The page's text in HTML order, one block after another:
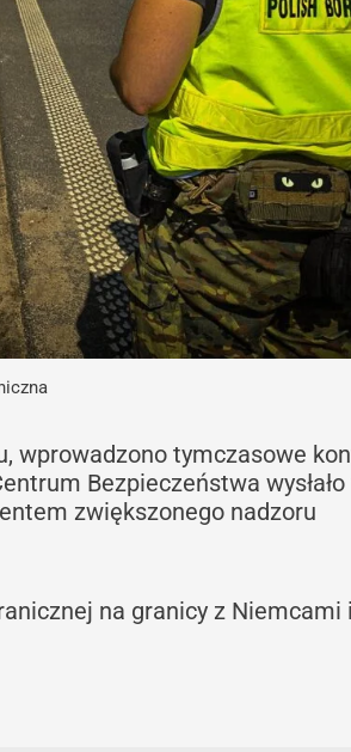
wprowadzono tymczasowe
Bezpieczeństwa
zwiększonego nadzoru
na granicy z Niemcami